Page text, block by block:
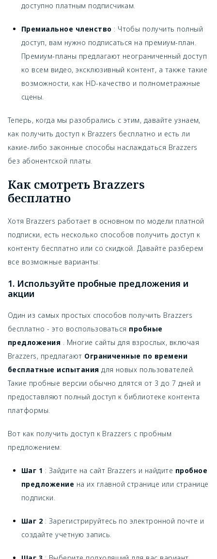
доступно платным подписчикам.
Премиальное членство : Чтобы получить полный
доступ, вам нужно подписаться на премиум-план.
Премиум-планы предлагают неограниченный доступ
ко всем видео, эксклюзивный контент, а также такие
возможности, как HD-качество и полнометражные
сцены.
Теперь, когда мы разобрались с этим, давайте узнаем,
как получить доступ к Brazzers бесплатно и есть ли
какие-либо законные способы наслаждаться Brazzers
без абонентской платы.
Как смотреть Brazzers
бесплатно
Хотя Brazzers работает в основном по модели платной
подписки, есть несколько способов получить доступ к
контенту бесплатно или со скидкой. Давайте разберем
все возможные варианты:
1. Используйте пробные предложения и
акции
Один из самых простых способов получить Brazzers
бесплатно - это воспользоваться пробные
предложения
. Многие сайты для взрослых, включая
Brazzers, предлагают Ограниченные по времени
бесплатные испытания для новых пользователей.
Такие пробные версии обычно длятся от 3 до 7 дней и
предоставляют полный доступ к библиотеке контента
платформы.
Вот как получить доступ к Brazzers с пробным
предложением:
Шаг 1 : Зайдите на сайт Brazzers и найдите пробное
предложение на их главной странице или странице
подписки.
Шаг 2 : Зарегистрируйтесь по электронной почте и
создайте учетную запись.